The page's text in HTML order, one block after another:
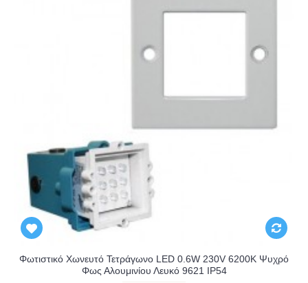
Φωτιστικό Χωνευτό Τετράγωνο LED 0.6W 230V 6200K Ψυχρό
Φως Αλουμινίου Λευκό 9621 IP54